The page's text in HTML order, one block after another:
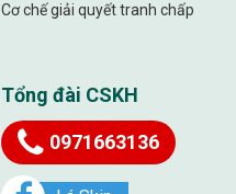
Cơ chế giải quyết tranh chấp
Tổng đài CSKH
0971663136